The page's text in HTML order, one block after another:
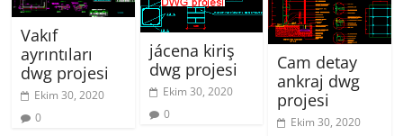
Vakıf
ayrıntıları
dwg projesi
Ekim 30, 2020
0
jácena kiriş
dwg projesi
Ekim 30, 2020
0
Cam detay
ankraj dwg
projesi
Ekim 30, 2020